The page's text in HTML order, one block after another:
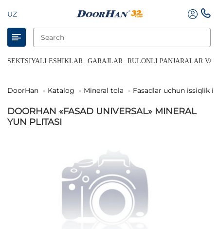
UZ
SEKTSIYALI ESHIKLAR GARAJLAR RULONLI PANJARALAR VA
DoorHan Katalog Mineral tola Fasadlar uchun issiqlik
DOORHAN «FASAD UNIVERSAL» MINERAL
YUN PLITASI